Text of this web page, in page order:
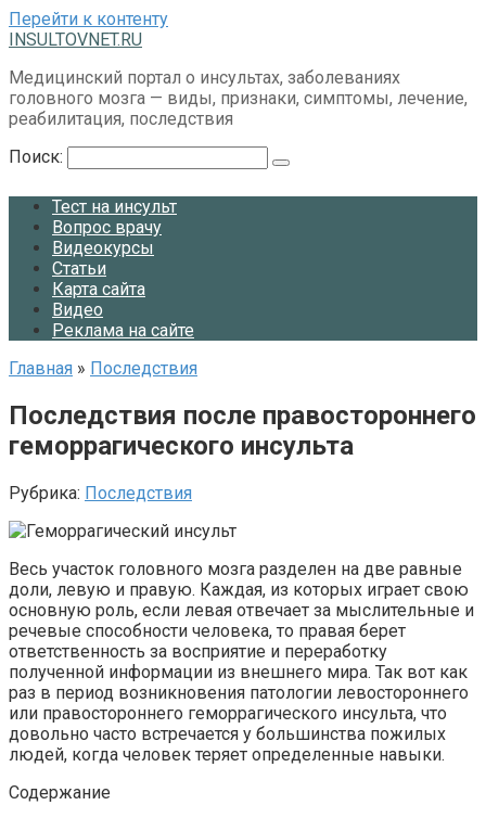
Перейти к контенту
INSULTOVNET.RU
Медицинский портал о инсультах, заболеваниях
головного мозга — виды, признаки, симптомы, лечение,
реабилитация, последствия
Поиск:
Тест на инсульт
Вопрос врачу
Видеокурсы
Статьи
Карта сайта
Видео
Реклама на сайте
Главная » Последствия
Последствия после правостороннего
геморрагического инсульта
Рубрика: Последствия
Весь участок головного мозга разделен на две равные
доли, левую и правую. Каждая, из которых играет свою
основную роль, если левая отвечает за мыслительные и
речевые способности человека, то правая берет
ответственность за восприятие и переработку
полученной информации из внешнего мира. Так вот как
раз в период возникновения патологии левостороннего
или правостороннего геморрагического инсульта, что
довольно часто встречается у большинства пожилых
людей, когда человек теряет определенные навыки.
Содержание